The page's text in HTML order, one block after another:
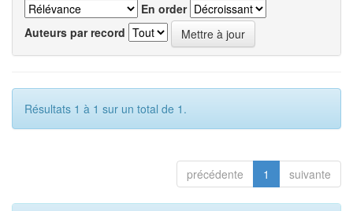
En order
Auteurs par record
Résultats 1 à 1 sur un total de 1.
précédente 1 suivante